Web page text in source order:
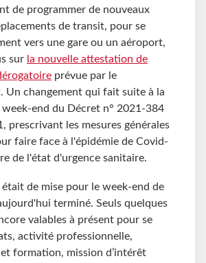
de programmer de nouveaux
de transit, pour se
vers une gare ou un aéroport,
sur la nouvelle attestation de
prévue par le
Un changement qui fait suite à la
end du Décret n° 2021-384
prescrivant les mesures générales
faire face à l'épidémie de Covid-
de l'état d'urgence sanitaire.
de mise pour le week-end de
terminé. Seuls quelques
valables à présent pour se
activité professionnelle,
formation, mission d’intérêt